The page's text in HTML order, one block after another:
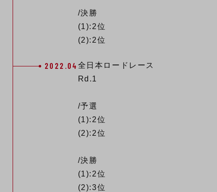
/決勝
(1):2位
(2):2位
2022.04 全日本ロードレース
Rd.1
/予選
(1):2位
(2):2位
/決勝
(1):2位
(2):3位